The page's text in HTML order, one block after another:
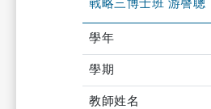
戰略三博士班 游謦聰
學年
學期
教師姓名